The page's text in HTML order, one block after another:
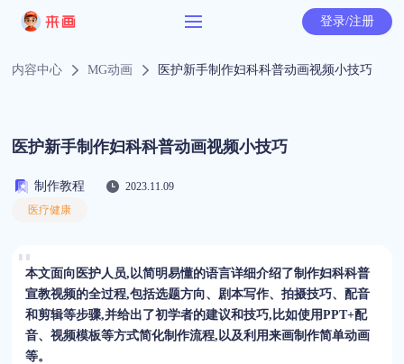
登录/注册
内容中心 MG动画 医护新手制作妇科科普动画视频小技巧
医护新手制作妇科科普动画视频小技巧
制作教程
2023.11.09
医疗健康
本文面向医护人员,以简明易懂的语言详细介绍了制作妇科科普
宣教视频的全过程,包括选题方向、剧本写作、拍摄技巧、配音
和剪辑等步骤,并给出了初学者的建议和技巧,比如使用PPT+配
音、视频模板等方式简化制作流程,以及利用来画制作简单动画
等。